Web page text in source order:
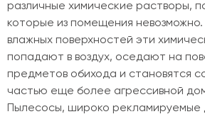
различные химические растворы,
которые из помещения
влажных поверхностей эти
попадают в воздух, оседают на
предметов обихода и становятся
частью еще более агрессивной
Пылесосы, широко рекламируемые